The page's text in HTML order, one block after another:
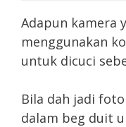
Adapun kamera
menggunakan
untuk dicuci
Bila dah jadi
dalam beg duit